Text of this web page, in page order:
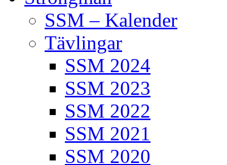
SSM – Kalender
Tävlingar
SSM 2024
SSM 2023
SSM 2022
SSM 2021
SSM 2020